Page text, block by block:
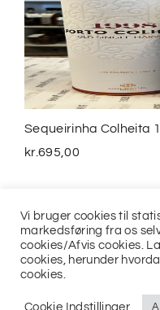
Sequeirinha Colheita
kr.695,00
Vi bruger cookies til
markedsføring fra os
cookies/Afvis cookies.
cookies, herunder
cookies.
Cookie Indstillinger